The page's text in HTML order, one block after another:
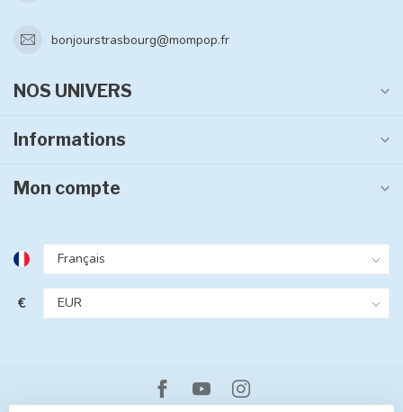
bonjourstrasbourg@mompop.fr
NOS UNIVERS
Informations
Mon compte
€